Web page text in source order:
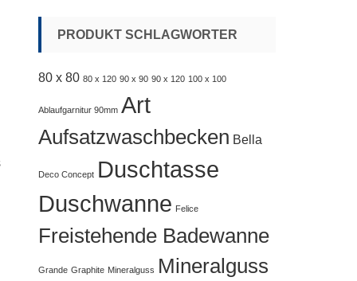
PRODUKT SCHLAGWORTER
80 x 80 80 x 120 90 x 90 90 x 120 100 x 100
Ablaufgarnitur 90mm Art
Aufsatzwaschbecken Bella
Deco Concept Duschtasse
Duschwanne Felice
Freistehende Badewanne
Grande Graphite Mineralguss Mineralguss